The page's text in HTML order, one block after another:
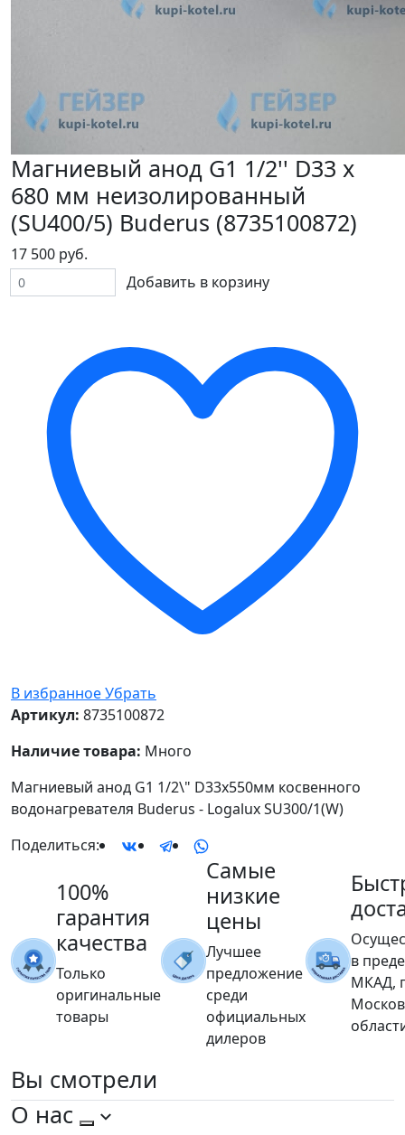
Магниевый анод G1 1/2'' D33 х
680 мм неизолированный
(SU400/5) Buderus (8735100872)
17 500 руб.
Добавить в корзину
В избранноеУбрать
Артикул: 8735100872
Наличие товара: Много
Магниевый анод G1 1/2\" D33x550мм косвенного
водонагревателя Buderus - Logalux SU300/1(W)
Поделиться:
100%
гарантия
качества
Только
оригинальные
товары
Самые
низкие
цены
Лучшее
предложение
среди
официальных
дилеров
в
МКАД,
Вы смотрели
О нас